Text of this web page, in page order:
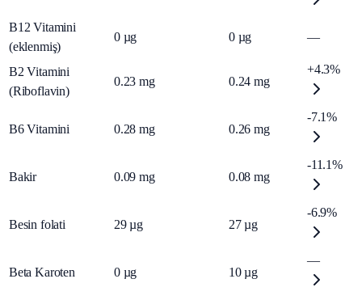
B12 Vitamini
(eklenmiş)
0 µg 0 µg —
B2 Vitamini
(Riboflavin)
0.23 mg 0.24 mg
+4.3%
B6 Vitamini 0.28 mg 0.26 mg
-7.1%
Bakir 0.09 mg 0.08 mg
-11.1%
Besin folati 29 µg 27 µg
-6.9%
Beta Karoten 0 µg 10 µg
—